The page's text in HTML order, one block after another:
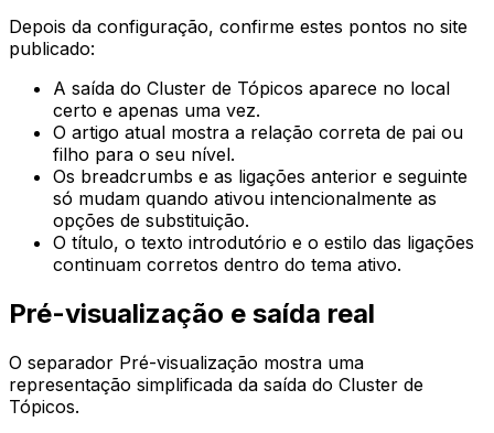
Depois da configuração, confirme estes pontos no site
publicado:
A saída do Cluster de Tópicos aparece no local
certo e apenas uma vez.
O artigo atual mostra a relação correta de pai ou
filho para o seu nível.
Os breadcrumbs e as ligações anterior e seguinte
só mudam quando ativou intencionalmente as
opções de substituição.
O título, o texto introdutório e o estilo das ligações
continuam corretos dentro do tema ativo.
Pré-visualização e saída real
O separador Pré-visualização mostra uma
representação simplificada da saída do Cluster de
Tópicos.